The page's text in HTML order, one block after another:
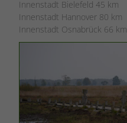
Innenstadt Bielefeld 45 km
Innenstadt Hannover 80 km
Innenstadt Osnabrück 66 km